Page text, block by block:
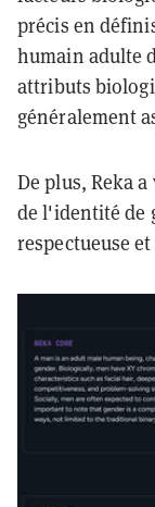
précis en
humain adulte
attributs
généralement
De plus, Reka
de l'identité de
respectueuse